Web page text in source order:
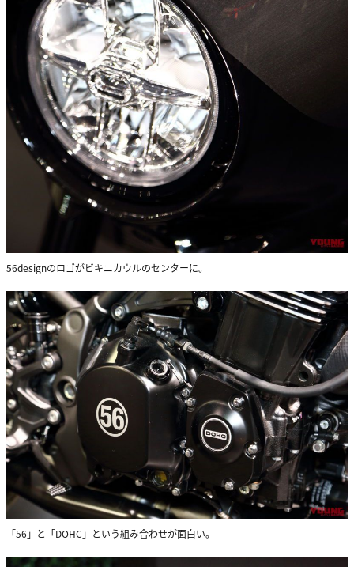
56designのロゴがビキニカウルのセンターに。
「56」と「DOHC」という組み合わせが面白い。